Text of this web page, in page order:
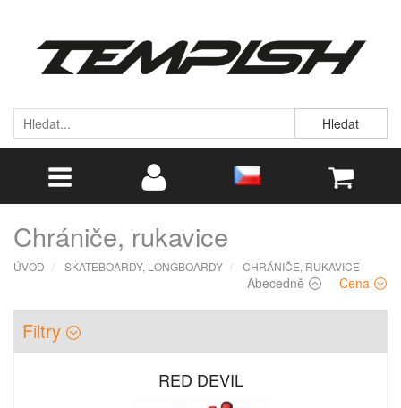
Hledat
Chrániče, rukavice
ÚVOD SKATEBOARDY, LONGBOARDY CHRÁNIČE, RUKAVICE
Abecedně Cena
Filtry
RED DEVIL